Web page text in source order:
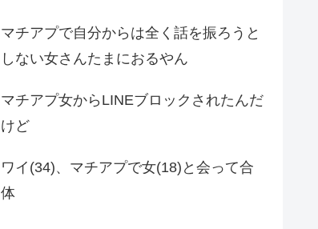
マチアプで自分からは全く話を振ろうと
しない女さんたまにおるやん
マチアプ女からLINEブロックされたんだ
けど
ワイ(34)、マチアプで女(18)と会って合
体